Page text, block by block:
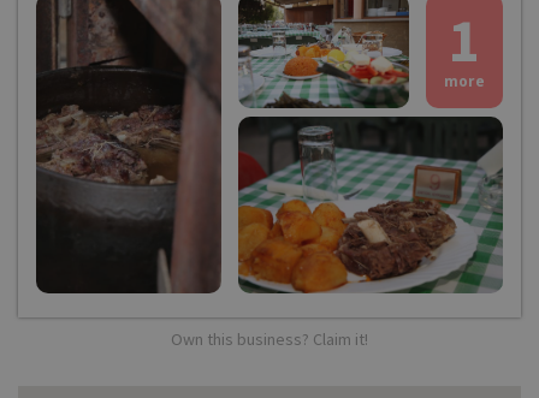
1
more
Own this business? Claim it!